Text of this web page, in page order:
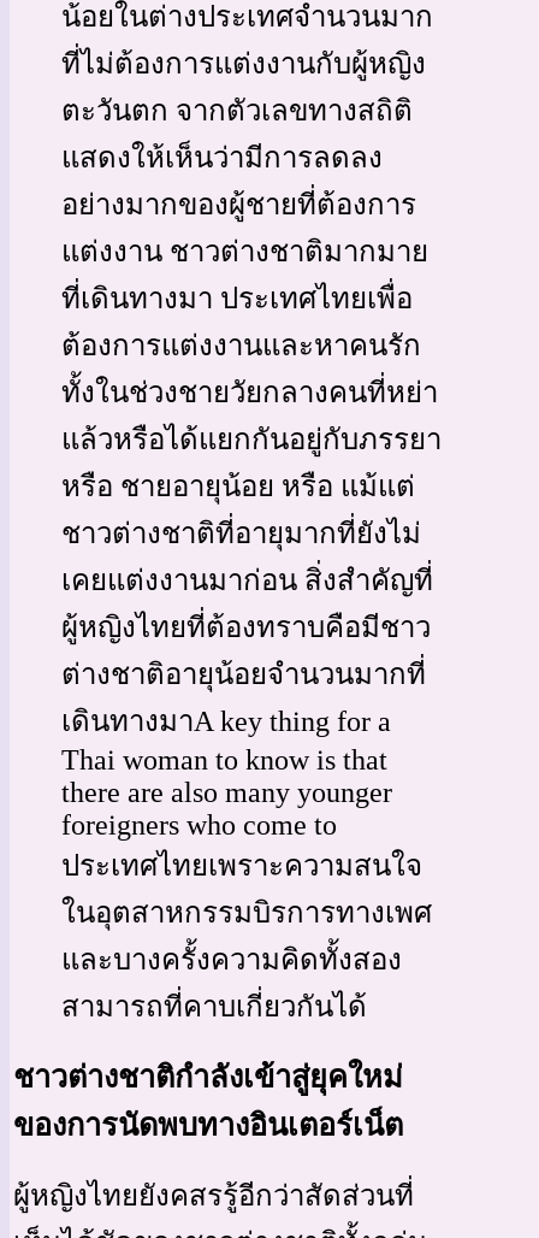
น้อยในต่างประเทศจำนวนมาก
ที่ไม่ต้องการแต่งงานกับผู้หญิง
ตะวันตก จากตัวเลขทางสถิติ
แสดงให้เห็นว่ามีการลดลง
อย่างมากของผู้ชายที่ต้องการ
แต่งงาน ชาวต่างชาติมากมาย
ที่เดินทางมา ประเทศไทยเพื่อ
ต้องการแต่งงานและหาคนรัก
ทั้งในช่วงชายวัยกลางคนที่หย่า
แล้วหรือได้แยกกันอยู่กับภรรยา
หรือ ชายอายุน้อย หรือ แม้แต่
ชาวต่างชาติที่อายุมากที่ยังไม่
เคยแต่งงานมาก่อน สิ่งสำคัญที่
ผู้หญิงไทยที่ต้องทราบคือมีชาว
ต่างชาติอายุน้อยจำนวนมากที่
เดินทางมาA key thing for a
Thai woman to know is that
there are also many younger
foreigners who come to
ประเทศไทยเพราะความสนใจ
ในอุตสาหกรรมบิรการทางเพศ
และบางครั้งความคิดทั้งสอง
สามารถที่คาบเกี่ยวกันได้
ชาวต่างชาติกำลังเข้าสู่ยุคใหม่
ของการนัดพบทางอินเตอร์เน็ต
ผู้หญิงไทยยังคสรรู้อีกว่าสัดส่วนที่